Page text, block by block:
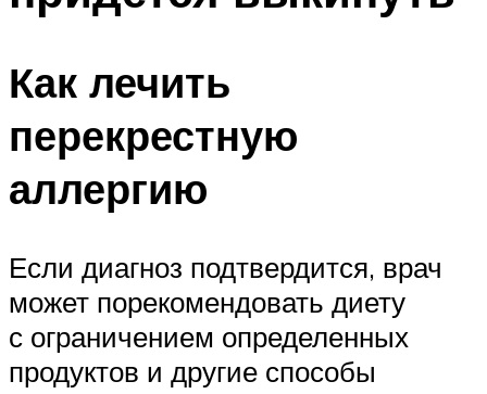
Как лечить
перекрестную
аллергию
Если диагноз подтвердится, врач
может порекомендовать диету
с ограничением определенных
продуктов и другие способы